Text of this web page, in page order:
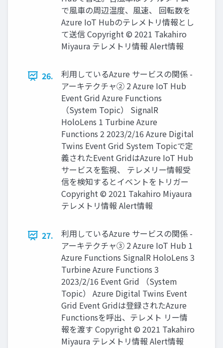
で風車の周辺温度、風速、 回転数を
Azure IoT Hubのテレメトリ情報とし
て送信 Copyright © 2021 Takahiro
Miyaura テレメトリ情報 Alert情報
26.
利用しているAzure サービスの関係 -
アーキテクチャ② 2 Azure IoT Hub
Event Grid Azure Functions
（System Topic） SignalR
HoloLens 1 Turbine Azure
Functions 2 2023/2/16 Azure Digital
Twins Event Grid System Topicで定
義されたEvent GridはAzure IoT Hub
サービスを監視、 テレメリー情報受
信を検知するとイベントをトリガー
Copyright © 2021 Takahiro Miyaura
テレメトリ情報 Alert情報
27.
利用しているAzure サービスの関係 -
アーキテクチャ③ 2 Azure IoT Hub 1
Azure Functions SignalR HoloLens 3
Turbine Azure Functions 3
2023/2/16 Event Grid （System
Topic） Azure Digital Twins Event
Grid Event Gridは登録されたAzure
Functionsを呼出、テレメト リー情
報を渡す Copyright © 2021 Takahiro
Miyaura テレメトリ情報 Alert情報